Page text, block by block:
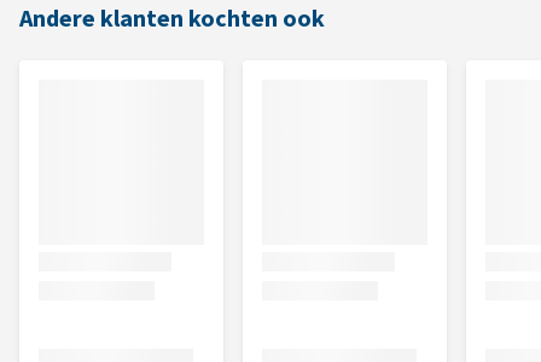
Andere klanten kochten ook